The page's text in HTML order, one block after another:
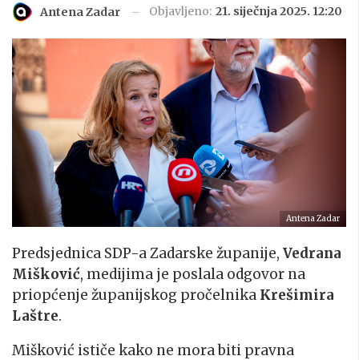
Antena Zadar Objavljeno: 21. siječnja 2025. 12:20
Antena Zadar
Predsjednica SDP-a Zadarske županije, Vedrana
Mišković, medijima je poslala odgovor na
priopćenje županijskog pročelnika Krešimira
Laštre.
Mišković ističe kako ne mora biti pravna